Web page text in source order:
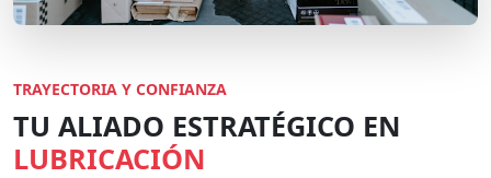
TRAYECTORIA Y CONFIANZA
TU ALIADO ESTRATÉGICO EN
LUBRICACIÓN